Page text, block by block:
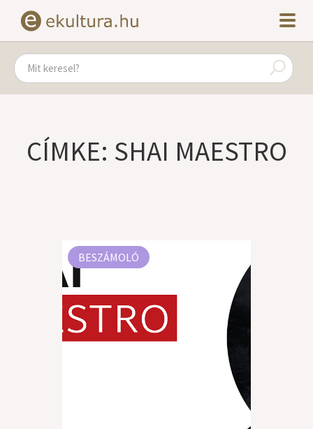
CÍMKE: SHAI MAESTRO
BESZÁMOLÓ